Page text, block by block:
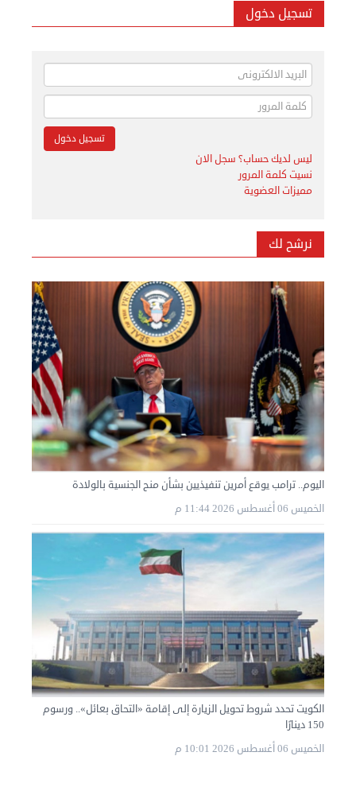
تسجيل دخول
ليس لديك حساب؟ سجل الان
نسيت كلمة المرور
مميزات العضوية
نرشح لك
اليوم.. ترامب يوقع أمرين تنفيذيين بشأن منح الجنسية بالولادة
الخميس 06 أغسطس 2026 11:44 م
الكويت تحدد شروط تحويل الزيارة إلى إقامة «التحاق بعائل».. ورسوم
150 دينارًا
الخميس 06 أغسطس 2026 10:01 م